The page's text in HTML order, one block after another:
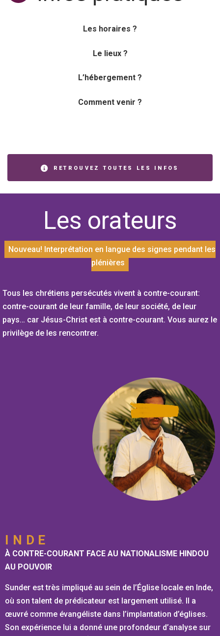
Les horaires ?
Le lieux ?
L’hébergement ?
Comment venir ?
RETROUVEZ TOUTES LES INFOS
Les orateurs
Nouveau! Interprétation en langue des signes pendant les
plénières
Tous les chrétiens persécutés vivent à contre-courant:
contre-courant de leur famille, de leur société, de leur
pays… car Jésus-Christ est à contre-courant. Vous aurez le
privilège de les rencontrer.
INDE
À CONTRE-COURANT FACE AU NATIONALISME HINDOU
AU POUVOIR
Sunder est très impliqué au sein de l’Église locale en Inde,
où son talent de prédicateur est largement utilisé. Il a
œuvré comme évangéliste dans l’implantation d’églises.
Son expérience lui a donné une profondeur d’analyse sur